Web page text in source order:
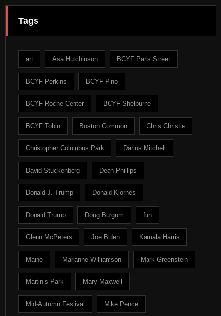
Tags
art Asa Hutchinson BCYF Paris Street
BCYF Perkins BCYF Pino
BCYF Roche Center BCYF Shelburne
BCYF Tobin Boston Common Chris Christie
Christopher Columbus Park Darius Mitchell
David Stuckenberg Dean Phillips
Donald J. Trump Donald Kjornes
Donald Trump Doug Burgum fun
Glenn McPeters Joe Biden Kamala Harris
Maine Marianne Williamson Mark Greenstein
Martin’s Park Mary Maxwell
Mid-Autumn Festival Mike Pence